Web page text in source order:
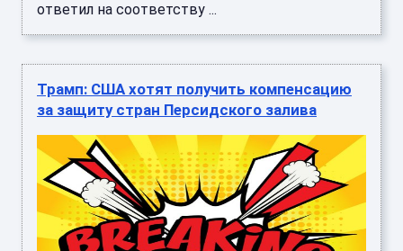
ответил на соответству ...
Трамп: США хотят получить компенсацию
за защиту стран Персидского залива